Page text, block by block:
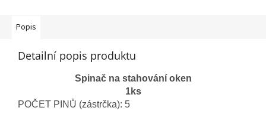
Popis
Detailní popis produktu
Spinač na stahování oken
1ks
POČET PINŮ (zástrčka): 5